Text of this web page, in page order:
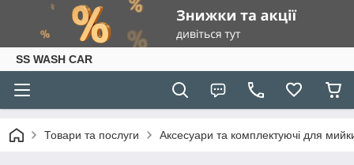
SS WASH CAR
Товари та послуги Аксесуари та комплектуючі для